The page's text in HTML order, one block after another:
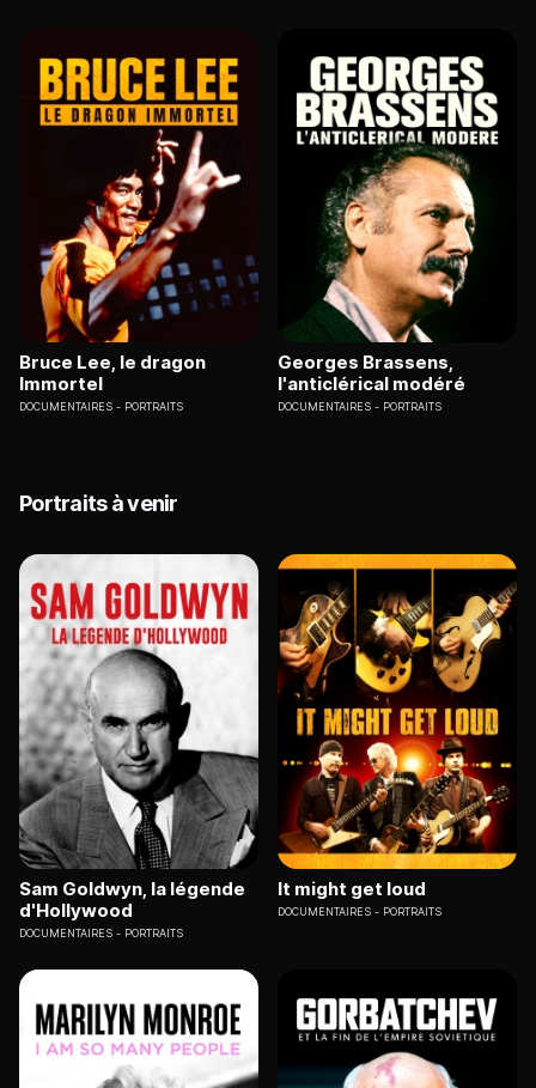
Bruce Lee, le dragon
Immortel
DOCUMENTAIRES PORTRAITS
Georges Brassens,
l'anticlérical modéré
DOCUMENTAIRES PORTRAITS
Portraits à venir
Sam Goldwyn, la légende
d'Hollywood
DOCUMENTAIRES PORTRAITS
It might get loud
DOCUMENTAIRES PORTRAITS